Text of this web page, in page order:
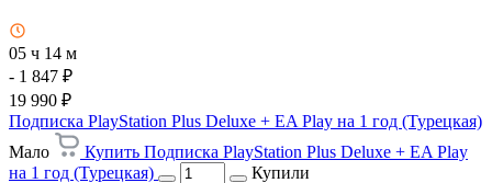
05 ч 14 м
- 1 847 ₽
19 990 ₽
Подписка PlayStation Plus Deluxe + EA Play на 1 год (Турецкая)
Мало
Купить Подписка PlayStation Plus Deluxe + EA Play
на 1 год (Турецкая)
Купили